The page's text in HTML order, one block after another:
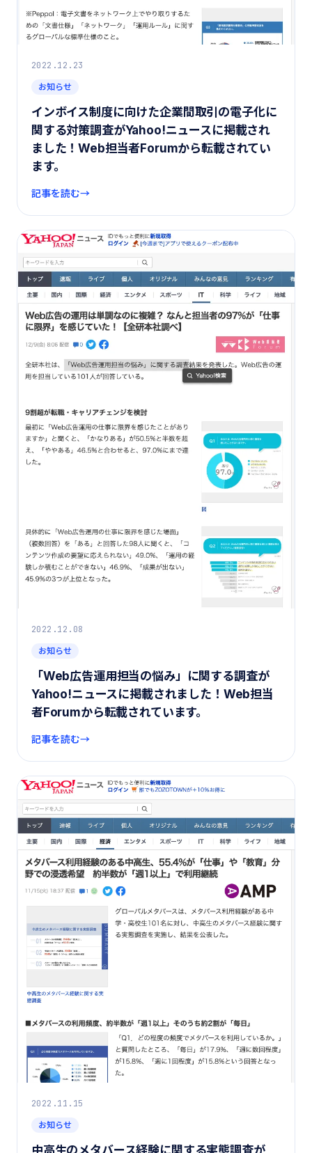
2022.12.23
お知らせ
インボイス制度に向けた企業間取引の電子化に
関する対策調査がYahoo!ニュースに掲載され
ました！Web担当者Forumから転載されてい
ます。
記事を読む
2022.12.08
お知らせ
「Web広告運用担当の悩み」に関する調査が
Yahoo!ニュースに掲載されました！Web担当
者Forumから転載されています。
記事を読む
2022.11.15
お知らせ
中高生のメタバース経験に関する実態調査が